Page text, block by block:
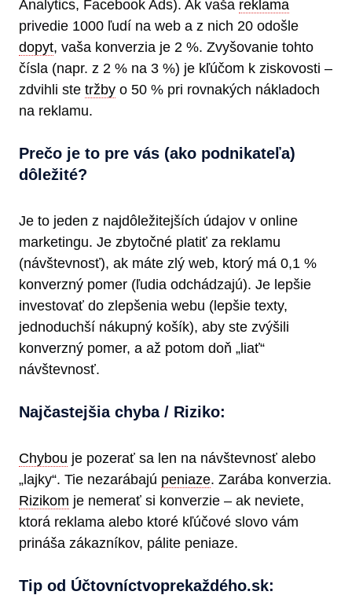
Analytics, Facebook Ads). Ak vaša reklama
privedie 1000 ľudí na web a z nich 20 odošle
dopyt, vaša konverzia je 2 %. Zvyšovanie tohto
čísla (napr. z 2 % na 3 %) je kľúčom k ziskovosti –
zdvihli ste tržby o 50 % pri rovnakých nákladoch
na reklamu.
Prečo je to pre vás (ako podnikateľa)
dôležité?
Je to jeden z najdôležitejších údajov v online
marketingu. Je zbytočné platiť za reklamu
(návštevnosť), ak máte zlý web, ktorý má 0,1 %
konverzný pomer (ľudia odchádzajú). Je lepšie
investovať do zlepšenia webu (lepšie texty,
jednoduchší nákupný košík), aby ste zvýšili
konverzný pomer, a až potom doň „liať“
návštevnosť.
Najčastejšia chyba / Riziko:
Chybou je pozerať sa len na návštevnosť alebo
„lajky“. Tie nezarábajú peniaze. Zarába konverzia.
Rizikom je nemerať si konverzie – ak neviete,
ktorá reklama alebo ktoré kľúčové slovo vám
prináša zákazníkov, pálite peniaze.
Tip od Účtovníctvoprekaždéh​o.sk: